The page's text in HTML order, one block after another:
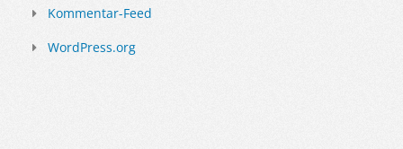
Kommentar-Feed
WordPress.org